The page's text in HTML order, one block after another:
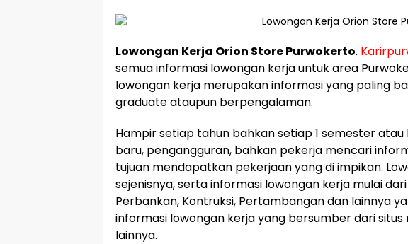
Lowongan Kerja Orion Store Purwokerto.
semua informasi lowongan kerja untuk area
lowongan kerja merupakan informasi yang paling
graduate ataupun berpengalaman.
Hampir setiap tahun bahkan setiap 1 semester
baru, pengangguran, bahkan pekerja mencari
tujuan mendapatkan pekerjaan yang di impikan.
sejenisnya, serta informasi lowongan kerja mulai
Perbankan, Kontruksi, Pertambangan dan lainnya
informasi lowongan kerja yang bersumber dari
lainnya.